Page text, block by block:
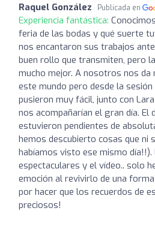
Raquel González Publicada en
Experiencia fantástica:
feria de las bodas y qué suerte
nos encantaron sus trabajos
buen rollo que transmiten, pero
mucho mejor. A nosotros nos da
este mundo pero desde la
pusieron muy fácil, junto con
nos acompañarían el gran día. El
estuvieron pendientes de
hemos descubierto cosas que ni
habíamos visto ese mismo
espectaculares y el vídeo.. solo
emoción al revivirlo de una
por hacer que los recuerdos de
preciosos!